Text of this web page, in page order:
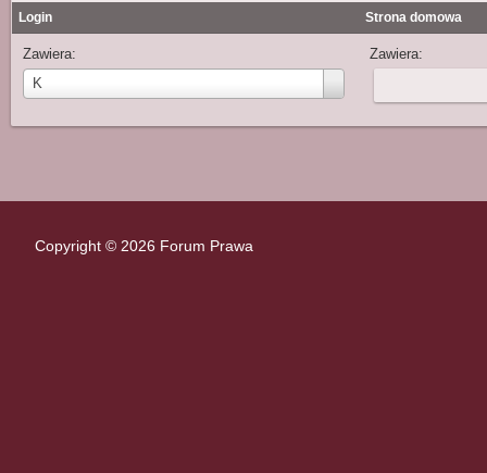
Login Strona domowa
Zawiera:
K
Login:Login
Zawiera:
Copyright © 2026 Forum Prawa